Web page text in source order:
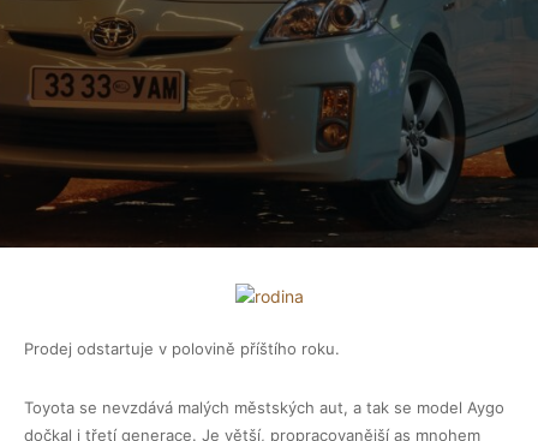
Prodej odstartuje v polovině příštího roku.
Toyota se nevzdává malých městských aut, a tak se model Aygo
dočkal i třetí generace. Je větší, propracovanější as mnohem